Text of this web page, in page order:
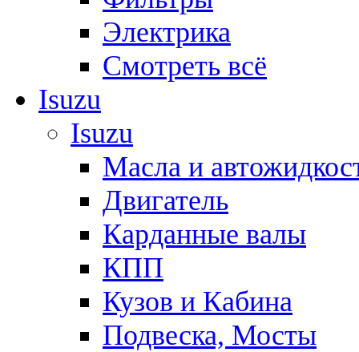
Электрика
Смотреть всё
Isuzu
Isuzu
Масла и
Двигатель
Карданные валы
КПП
Кузов и Кабина
Подвеска, Мосты